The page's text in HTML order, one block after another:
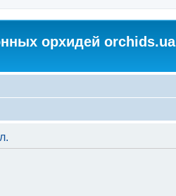
орхидей orchids.ua